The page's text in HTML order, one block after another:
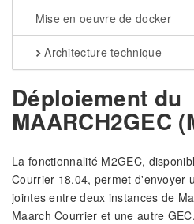
Mise en oeuvre de docker
Architecture technique
Déploiement du
MAARCH2GEC
La fonctionnalité M2GEC,
Courrier 18.04, permet d'envoyer
jointes entre deux instances de
Maarch Courrier et une autre GEC.